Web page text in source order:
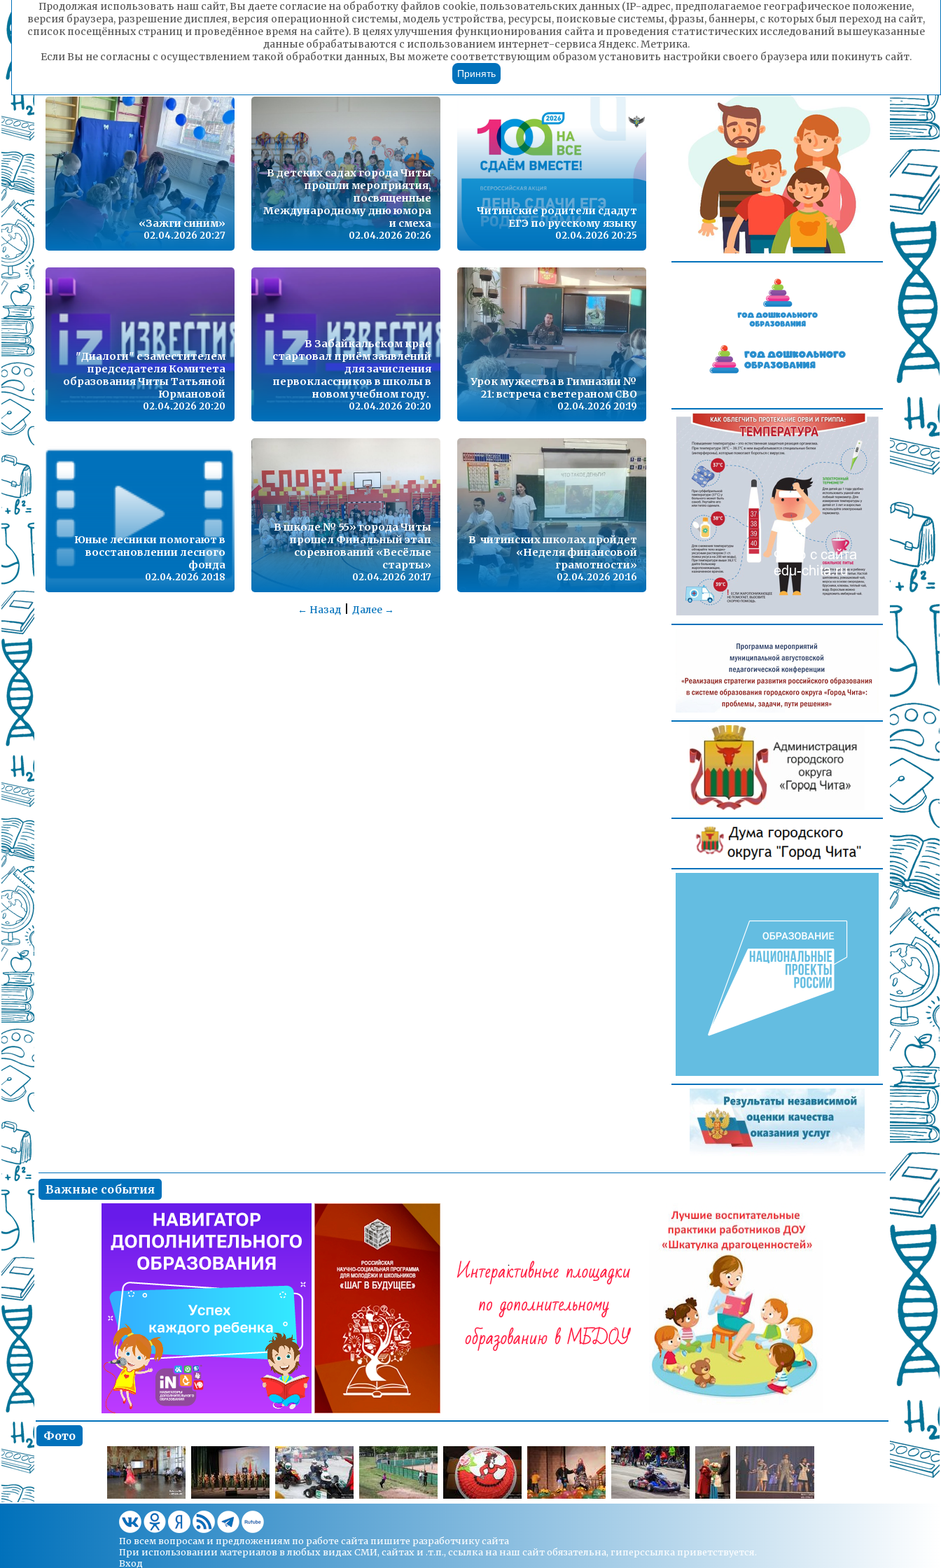
О Героях с Почетным
караулом
02.04.2026 20:28
литературная гостиная
«Встреча с забайкальским
детским писателем Н. В.
Ярославцевым»
02.04.2026 20:28
Воспитанники детского сада
№60 представили
театральную постановку
«Полосатые друзья»
02.04.2026 20:27
«Зажги синим»
02.04.2026 20:27
В детских садах города Читы
прошли мероприятия,
посвященные
Международному дню юмора
и смеха
02.04.2026 20:26
Читинские родители сдадут
ЕГЭ по русскому языку
02.04.2026 20:25
"Диалоги" с заместителем
председателя Комитета
образования Читы Татьяной
Юрмановой
02.04.2026 20:20
В Забайкальском крае
стартовал приём заявлений
для зачисления
первоклассников в школы в
новом учебном году.
02.04.2026 20:20
Урок мужества в Гимназии №
21: встреча с ветераном СВО
02.04.2026 20:19
Юные лесники помогают в
восстановлении лесного
фонда
02.04.2026 20:18
В школе № 55» города Читы
прошел Финальный этап
соревнований «Весёлые
старты»
02.04.2026 20:17
В читинских школах пройдет
«Неделя финансовой
грамотности»
02.04.2026 20:16
← Назад Далее →
Важные события
Фото
По всем вопросам и предложениям по работе сайта пишите разработчику сайта
При использовании материалов в любых видах СМИ, сайтах и .т.п., ссылка на наш сайт обязательна, гиперссылка приветствуется.
Вход
Продолжая использовать наш сайт, Вы даете согласие на обработку файлов cookie, пользовательских данных (IP-адрес, предполагаемое географическое положение,
версия браузера, разрешение дисплея, версия операционной системы, модель устройства, ресурсы, поисковые системы, фразы, баннеры, с которых был переход на сайт,
список посещённых страниц и проведённое время на сайте). В целях улучшения функционирования сайта и проведения статистических исследований вышеуказанные
данные обрабатываются с использованием интернет-сервиса Яндекс. Метрика.
Если Вы не согласны с осуществлением такой обработки данных, Вы можете соответствующим образом установить настройки своего браузера или покинуть сайт.
Принять